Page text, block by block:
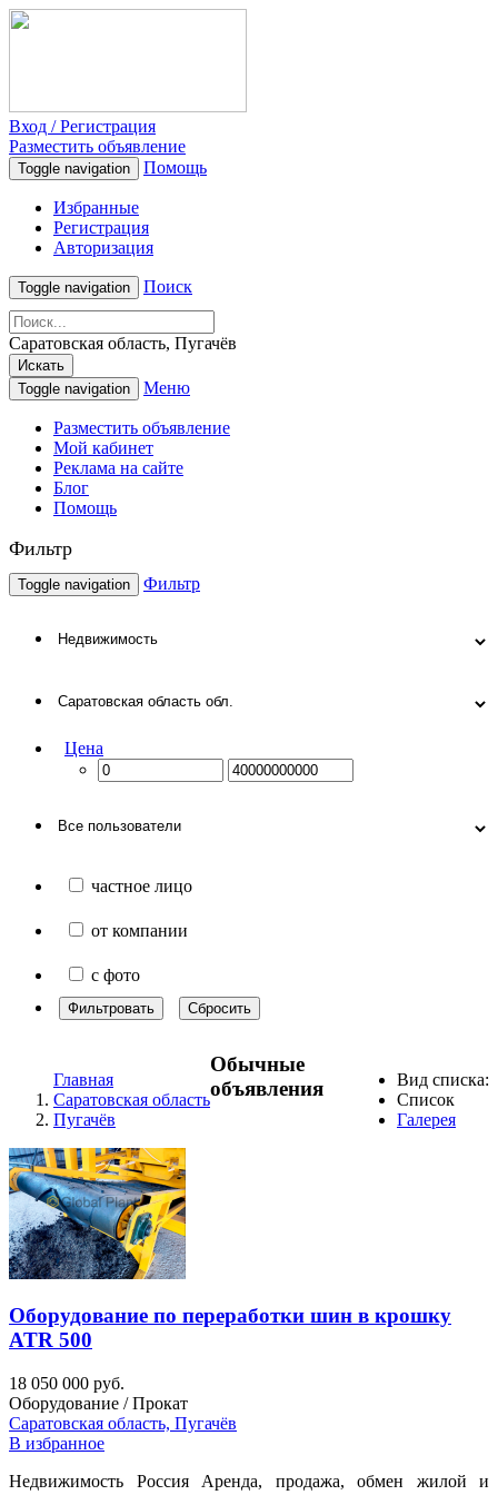
Вход / Регистрация
Разместить объявление
Toggle navigation Помощь
Избранные
Регистрация
Авторизация
Toggle navigation Поиск
Саратовская область, Пугачёв
Искать
Toggle navigation
Меню
Разместить объявление
Мой кабинет
Реклама на сайте
Блог
Помощь
Фильтр
Toggle navigation Фильтр
Цена
частное лицо
от компании
с фото
Фильтровать Сбросить
Главная
Саратовская область
Пугачёв
Вид списка:
Список
Галерея
Обычные
объявления
Оборудование по переработки шин в крошку
ATR 500
18 050 000 руб.
Оборудование / Прокат
Саратовская область, Пугачёв
В избранное
Недвижимость Россия Аренда, продажа, обмен жилой и